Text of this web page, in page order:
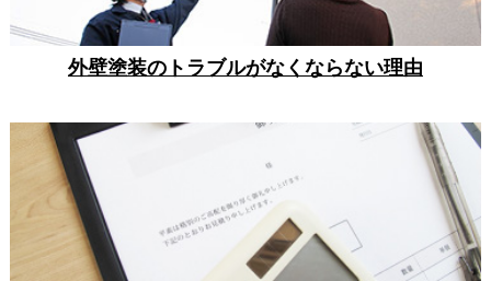
外壁塗装のトラブルがなくならない理由